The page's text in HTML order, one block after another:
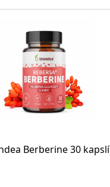
Berberine 30 kapslí